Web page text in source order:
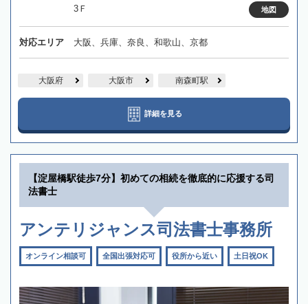
3Ｆ
地図
対応エリア 大阪、兵庫、奈良、和歌山、京都
大阪府 大阪市 南森町駅
詳細を見る
【淀屋橋駅徒歩7分】初めての相続を徹底的に応援する司
法書士
アンテリジャンス司法書士事務所
オンライン相談可 全国出張対応可 役所から近い 土日祝OK